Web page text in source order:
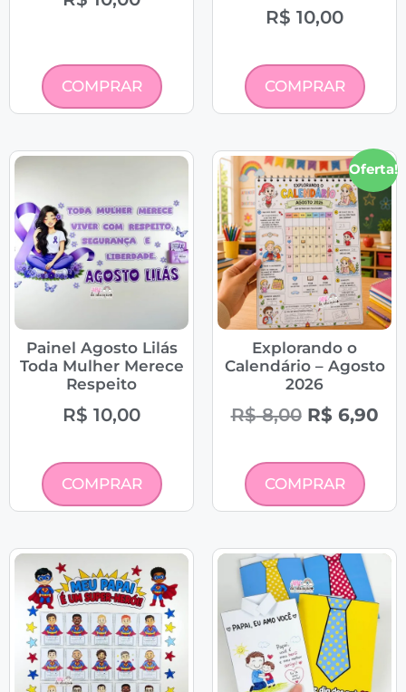
COMPRAR
R$ 10,00
COMPRAR
Painel Agosto Lilás
Toda Mulher Merece
Respeito
R$ 10,00
COMPRAR
Oferta!
Explorando o
Calendário – Agosto
2026
R$8,00 R$6,90
COMPRAR